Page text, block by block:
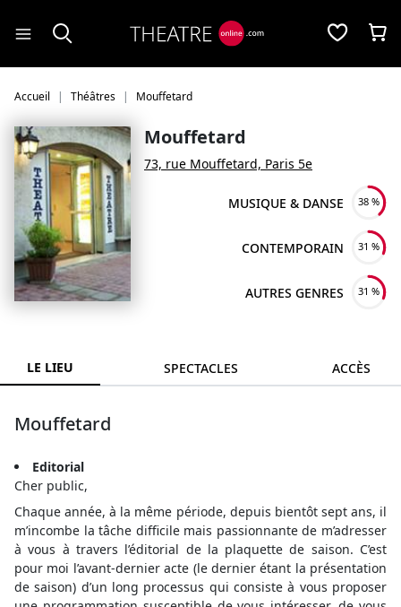
Accueil Théâtres Mouffetard
Mouffetard
73, rue Mouffetard, Paris 5e
MUSIQUE & DANSE 38 %
CONTEMPORAIN 31 %
AUTRES GENRES 31 %
LE LIEU SPECTACLES ACCÈS
Mouffetard
Editorial
Cher public,
Chaque année, à la même période, depuis bientôt sept ans, il
m’incombe la tâche difficile mais passionnante de m’adresser
à vous à travers l’éditorial de la plaquette de saison. C’est
pour moi l’avant-dernier acte (le dernier étant la présentation
de saison) d’un long processus qui consiste à vous proposer